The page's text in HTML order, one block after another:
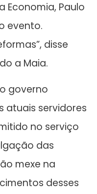
Economia, Paulo
evento.
disse
a Maia.
governo
atuais servidores
no serviço
das
mexe na
desses